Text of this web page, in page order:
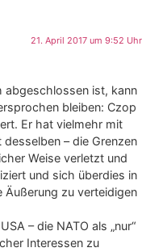
21. April 2017 um 9:52 Uhr
abgeschlossen ist, kann
bleiben: Czop
Er hat vielmehr mit
– die Grenzen
Weise verletzt und
und sich überdies in
Äußerung zu verteidigen
– die NATO als „nur“
Interessen zu